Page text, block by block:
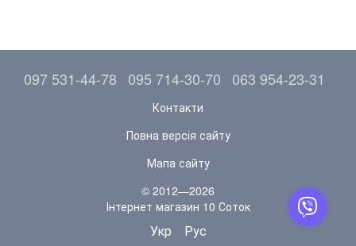
097 531-44-78 095 714-30-70 063 954-23-31
Контакти
Повна версія сайту
Мапа сайту
© 2012—2026
Інтернет магазин 10 Соток
Укр Рус